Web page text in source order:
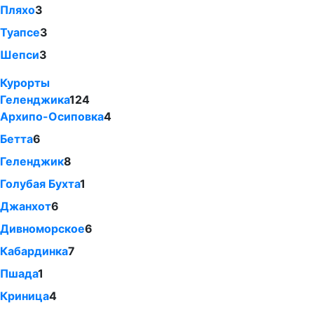
Пляхо3
Туапсе3
Шепси3
Курорты
Геленджика124
Архипо-Осиповка4
Бетта6
Геленджик8
Голубая Бухта1
Джанхот6
Дивноморское6
Кабардинка7
Пшада1
Криница4